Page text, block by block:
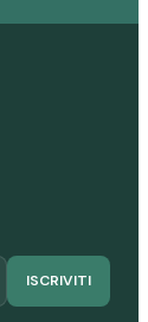
ISCRIVITI